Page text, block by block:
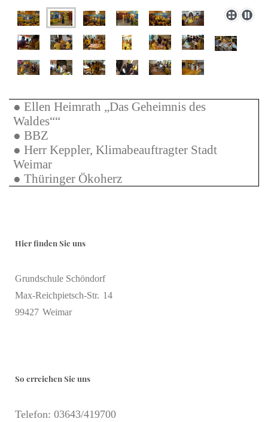
● Ellen Heimrath „Das Geheimnis des
Waldes““
● BBZ
● Herr Keppler, Klimabeauftragter Stadt
Weimar
● Thüringer Ökoherz
Hier finden Sie uns
Grundschule Schöndorf
Max-Reichpietsch-Str. 14
99427 Weimar
So erreichen Sie uns
Telefon: 03643/419700